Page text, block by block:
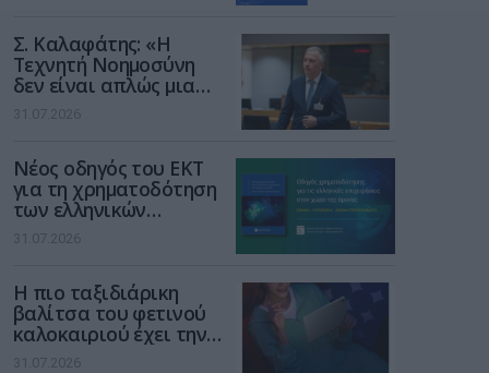
Σ. Καλαφάτης: «Η
Τεχνητή Νοημοσύνη
δεν είναι απλώς μια
νέα τεχνολογία, είναι
μια νέα βιομηχανική
31.07.2026
Νέος οδηγός του ΕΚΤ
για τη χρηματοδότηση
των ελληνικών
επιχειρήσεων στον
χώρο της άμυνας
31.07.2026
Η πιο ταξιδιάρικη
βαλίτσα του φετινού
καλοκαιριού έχει την
υπογραφή της Xiaomi
31.07.2026